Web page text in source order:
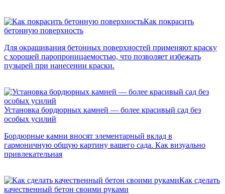
Как покрасить
бетонную поверхность
Для окрашивания бетонных поверхностей применяют краску
с хорошей паропроницаемостью, что позволяет избежать
пузырей при нанесении краски.
Установка бордюрных камней — более красивый сад без
особых усилий
Бордюрные камни вносят элементарный вклад в
гармоничную общую картину вашего сада. Как визуально
привлекательная
Как сделать
качественный бетон своими руками